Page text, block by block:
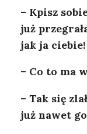
– Kpisz
już
jak ja ciebie!
– Co to ma
– Tak się
już nawet